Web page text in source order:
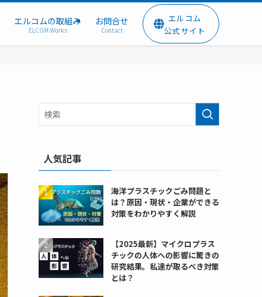
エルコムの取組み
ELCOM Works
お問合せ
Contact
エルコム
公式サイト
人気記事
海洋プラスチックごみ問題と
は？原因・現状・企業ができる
対策をわかりやすく解説
【2025最新】マイクロプラス
チックの人体への影響に驚きの
研究結果。私達が取るべき対策
とは？